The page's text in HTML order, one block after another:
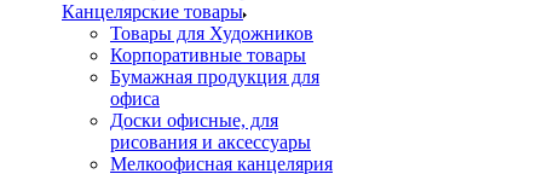
Канцелярские товары
Товары для Художников
Корпоративные товары
Бумажная продукция для
офиса
Доски офисные, для
рисования и аксессуары
Мелкоофисная канцелярия